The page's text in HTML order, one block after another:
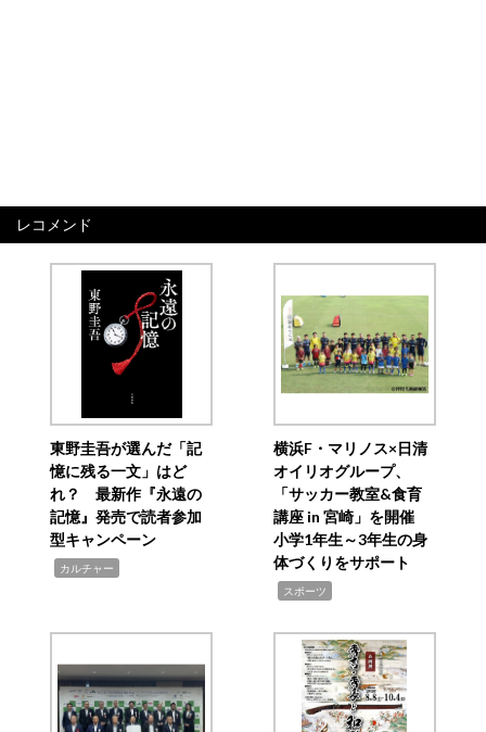
レコメンド
東野圭吾が選んだ「記
憶に残る一文」はど
れ？ 最新作『永遠の
記憶』発売で読者参加
型キャンペーン
カルチャー
横浜F・マリノス×日清
オイリオグループ、
「サッカー教室&食育
講座 in 宮崎」を開催
小学1年生～3年生の身
体づくりをサポート
スポーツ